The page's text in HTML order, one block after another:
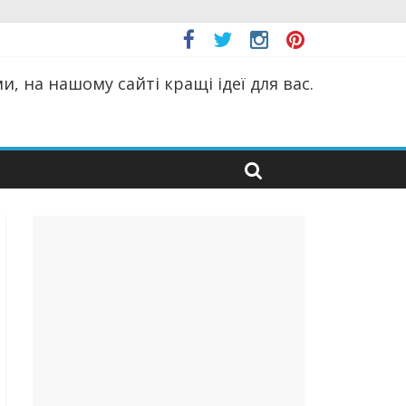
на нашому сайті кращі ідеї для вас.